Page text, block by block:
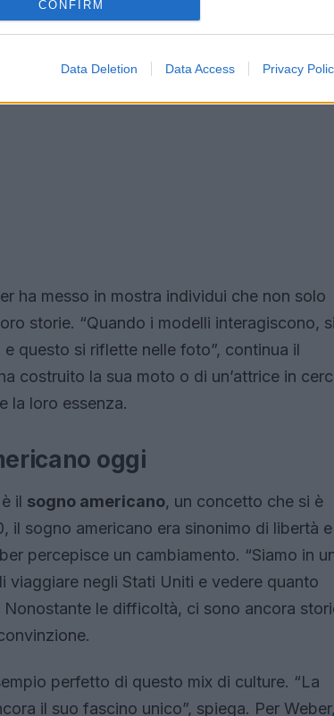
CONFIRM
Data Deletion Data Access Privacy
ha messo in mostra individui che non solo
storie. “Quando i modelli interagiscono, si
questo si riflette nelle foto”, continua il
costruito la sua moto o di un’attrice in
la loro essenza.
oggi
il sogno americano, un concetto che si è
il sogno americano era sinonimo di libertà e
percepisce un cambiamento. “Siamo in
negli Stati Uniti e vedere quanto
le difficoltà, ci sono ancora
perfetto di questo mix di culture. “La
il suo fascino unico”, spiega. Per Weber,